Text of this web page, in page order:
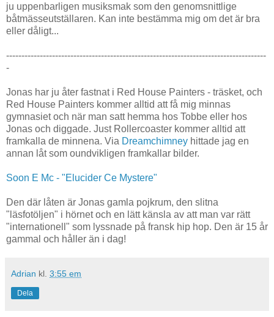
ju uppenbarligen musiksmak som den genomsnittlige
båtmässeutställaren. Kan inte bestämma mig om det är bra
eller dåligt...
-------------------------------------------------------------------------------------
-
Jonas har ju åter fastnat i Red House Painters - träsket, och
Red House Painters kommer alltid att få mig minnas
gymnasiet och när man satt hemma hos Tobbe eller hos
Jonas och diggade. Just Rollercoaster kommer alltid att
framkalla de minnena. Via Dreamchimney hittade jag en
annan låt som oundvikligen framkallar bilder.
Soon E Mc - "Elucider Ce Mystere"
Den där låten är Jonas gamla pojkrum, den slitna
"läsfotöljen" i hörnet och en lätt känsla av att man var rätt
"internationell" som lyssnade på fransk hip hop. Den är 15 år
gammal och håller än i dag!
Adrian kl. 3:55 em
Dela